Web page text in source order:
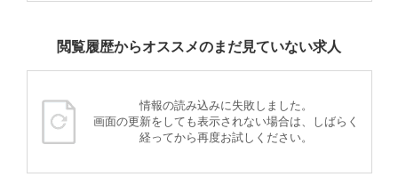
閲覧履歴からオススメのまだ見ていない求人
情報の読み込みに失敗しました。
画面の更新をしても表示されない場合は、しばらく
経ってから再度お試しください。